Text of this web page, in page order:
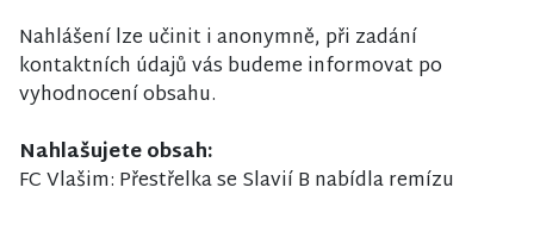
Nahlášení lze učinit i anonymně, při zadání
kontaktních údajů vás budeme informovat po
vyhodnocení obsahu.
Nahlašujete obsah:
FC Vlašim: Přestřelka se Slavií B nabídla remízu